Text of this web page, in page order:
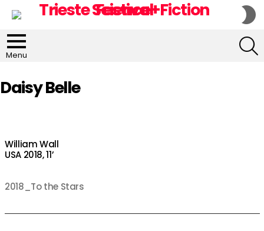
Menu
Daisy Belle
William Wall
USA 2018, 11’
2018_To the Stars